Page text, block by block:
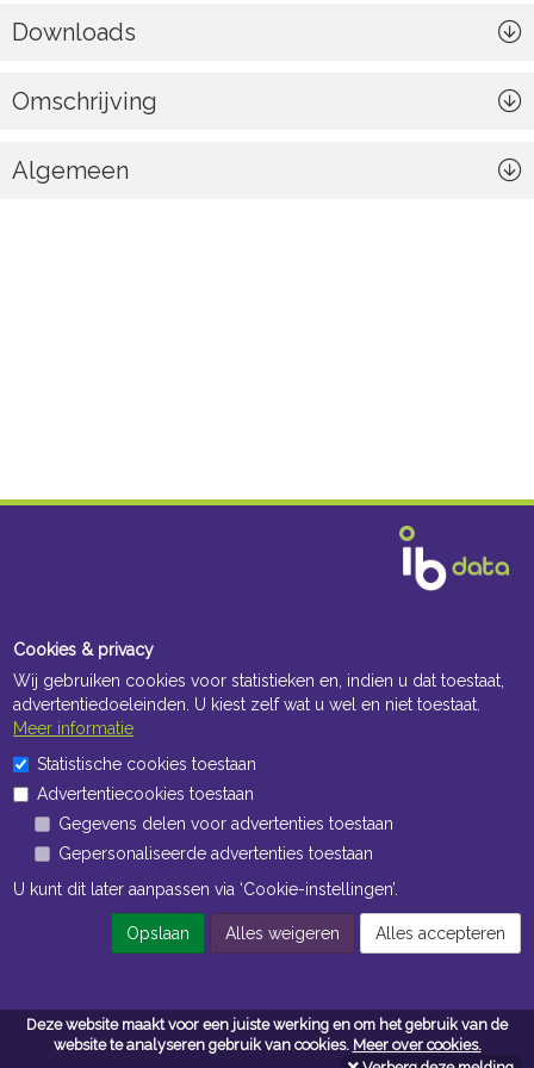
Deze website maakt voor een juiste werking en om het gebruik van de
website te analyseren gebruik van cookies. Meer over cookies.
Downloads
Omschrijving
Algemeen
Openingstijden Kantoor
ma t/m vr 8:30 uur tot 17:00 uur
Openingstijden Magazijn
ma t/m vr 7:00 uur tot 16:30 uur
Algemene voorwaarden
Cookies & privacy
Wij gebruiken cookies voor statistieken en, indien u dat toestaat,
advertentiedoeleinden. U kiest zelf wat u wel en niet toestaat.
Meer informatie
Statistische cookies toestaan
Advertentiecookies toestaan
Gegevens delen voor advertenties toestaan
Gepersonaliseerde advertenties toestaan
U kunt dit later aanpassen via ‘Cookie-instellingen’.
Opslaan Alles weigeren Alles accepteren